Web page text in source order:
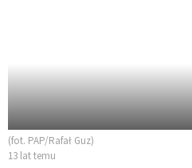
(fot. PAP/Rafał Guz)
13 lat temu